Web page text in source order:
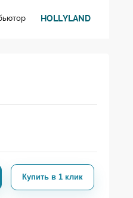
HOLLYLAND
Купить в 1 клик